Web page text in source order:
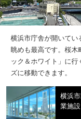
横浜市庁舎が開いてい
眺めも最高です。桜木
ック＆ホワイト」に
ズに移動できます。
横浜
業施